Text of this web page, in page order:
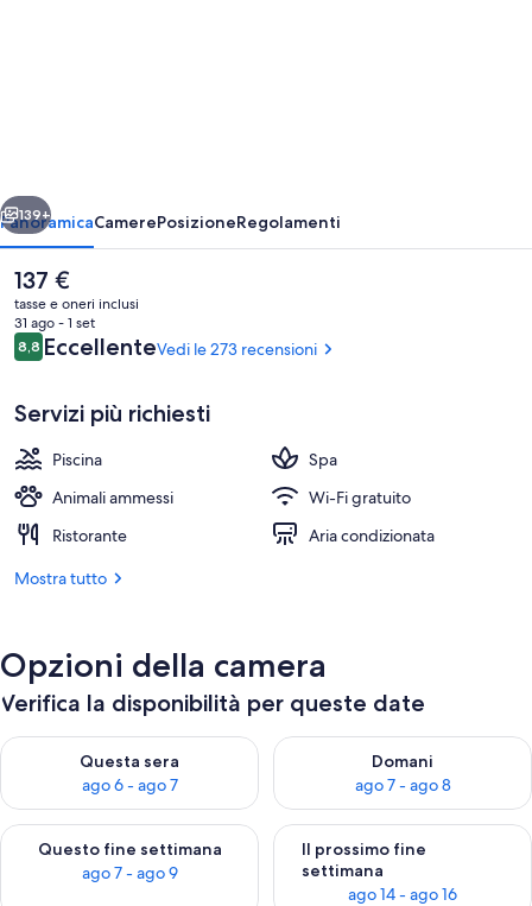
Pasti e bevande
Avanti
139+
PanoramicaCamerePosizioneRegolamenti
Il
prezzo
attuale
è
137 €
137 €
tasse e oneri inclusi
31 ago - 1 set
Recensioni
8,88,8 su 10
EccellenteVedi le 273 recensioni
Servizi più richiesti
Piscina
Spa
Animali ammessi
Wi-Fi gratuito
Ristorante
Aria condizionata
Mostra tutto
Opzioni della camera
Verifica la disponibilità per queste date
Questa sera
ago 6 - ago 7
Verifica la disponibilità per questa sera, ago 6 - ago 7
Domani
ago 7 - ago 8
Verifica la disponibilità per
Questo fine settimana
ago 7 - ago 9
Verifica la disponibilità per questo fine settimana, ago 7 - ago
Il prossimo fine
settimana
ago 14 - ago 16
Verifica la disponibilità per il